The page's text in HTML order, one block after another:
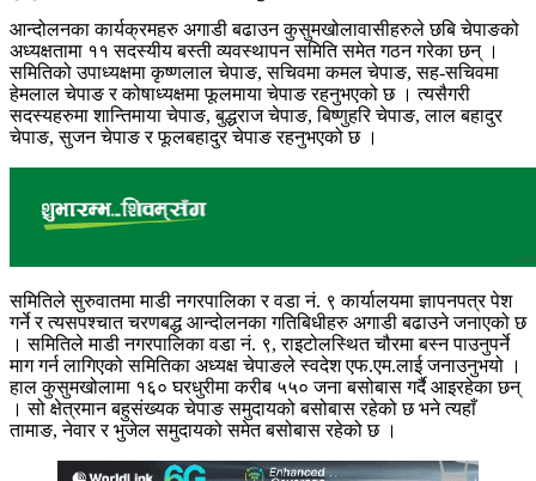
आन्दोलनका कार्यक्रमहरु अगाडी बढाउन कुसुमखोलावासीहरुले छबि चेपाङको
अध्यक्षतामा ११ सदस्यीय बस्ती व्यवस्थापन समिति समेत गठन गरेका छन् ।
समितिको उपाध्यक्षमा कृष्णलाल चेपाङ, सचिवमा कमल चेपाङ, सह-सचिवमा
हेमलाल चेपाङ र कोषाध्यक्षमा फूलमाया चेपाङ रहनुभएको छ । त्यसैगरी
सदस्यहरुमा शान्तिमाया चेपाङ, बुद्धराज चेपाङ, बिष्णुहरि चेपाङ, लाल बहादुर
चेपाङ, सुजन चेपाङ र फूलबहादुर चेपाङ रहनुभएको छ ।
समितिले सुरुवातमा माडी नगरपालिका र वडा नं. ९ कार्यालयमा ज्ञापनपत्र पेश
गर्ने र त्यसपश्चात चरणबद्ध आन्दोलनका गतिबिधीहरु अगाडी बढाउने जनाएको छ
। समितिले माडी नगरपालिका वडा नं. ९, राइटोलस्थित चौरमा बस्न पाउनुपर्ने
माग गर्न लागिएको समितिका अध्यक्ष चेपाङले स्वदेश एफ.एम.लाई जनाउनुभयो ।
हाल कुसुमखोलामा १६० घरधुरीमा करीब ५५० जना बसोबास गर्दै आइरहेका छन्
। सो क्षेत्रमान बहुसंख्यक चेपाङ समुदायको बसोबास रहेको छ भने त्यहाँ
तामाङ, नेवार र भुजेल समुदायको समेत बसोबास रहेको छ ।